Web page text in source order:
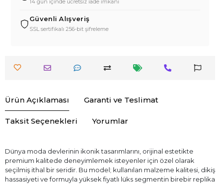
14 gün içinde ücretsiz iade imkanı
Güvenli Alışveriş
SSL sertifikalı 256-bit şifreleme
Ürün Açıklaması Garanti ve Teslimat
Taksit Seçenekleri Yorumlar
Dünya moda devlerinin ikonik tasarımlarını, orijinal estetikte
premium kalitede deneyimlemek isteyenler için özel olarak
seçilmiş ithal bir seridir. Bu model; kullanılan malzeme kalitesi, dikiş
hassasiyeti ve formuyla yüksek fiyatlı lüks segmentin birebir replika